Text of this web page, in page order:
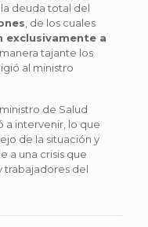
deuda total del
, de los cuales
exclusivamente a
tajante los
al ministro
de Salud
a intervenir, lo que
de la situación y
a una crisis que
trabajadores del